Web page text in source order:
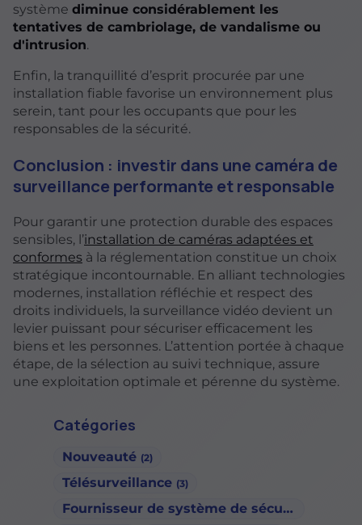
Catégories
Nouveauté (2)
Télésurveillance (3)
Fournisseur de système de sécurité
système diminue considérablement les
tentatives de cambriolage, de vandalisme ou
d'intrusion.
Enfin, la tranquillité d’esprit procurée par une
installation fiable favorise un environnement plus
serein, tant pour les occupants que pour les
responsables de la sécurité.
Conclusion : investir dans une caméra de
surveillance performante et responsable
Pour garantir une protection durable des espaces
sensibles, l’installation de caméras adaptées et
conformes à la réglementation constitue un choix
stratégique incontournable. En alliant technologies
modernes, installation réfléchie et respect des
droits individuels, la surveillance vidéo devient un
levier puissant pour sécuriser efficacement les
biens et les personnes. L’attention portée à chaque
étape, de la sélection au suivi technique, assure
une exploitation optimale et pérenne du système.